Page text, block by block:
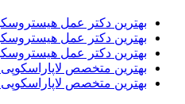
بهترین دکتر عمل
بهترین دکتر عمل
بهترین دکتر عمل
بهترین متخصص
بهترین متخصص